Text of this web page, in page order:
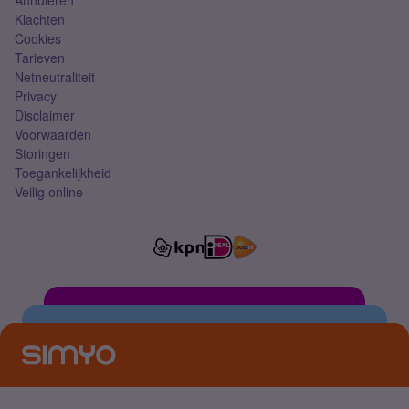
Klachten
Cookies
Tarieven
Netneutraliteit
Privacy
Disclaimer
Voorwaarden
Storingen
Toegankelijkheid
Veilig online